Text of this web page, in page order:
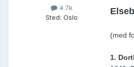
4.7k
Sted: Oslo
(med
1.